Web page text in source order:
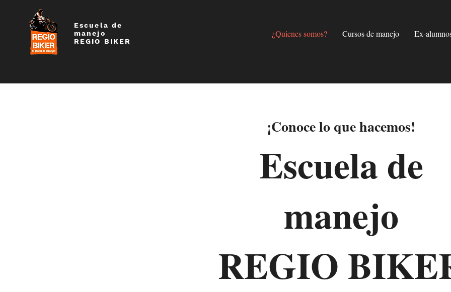
Escuela de
manejo
REGIO BIKER
¿Quienes somos? Cursos de manejo Ex-
¡Conoce lo que hacemos!
Escuela de
manejo
REGIO